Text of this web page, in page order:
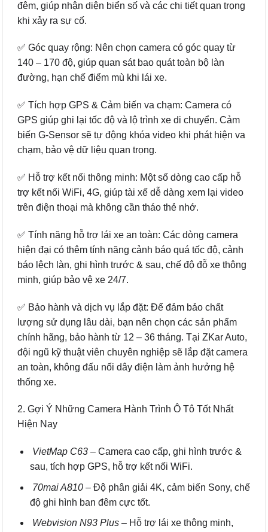
đêm, giúp nhận diện biển số và các chi tiết quan trọng
khi xảy ra sự cố.
✅ Góc quay rộng: Nên chọn camera có góc quay từ
140 – 170 độ, giúp quan sát bao quát toàn bộ làn
đường, hạn chế điểm mù khi lái xe.
✅ Tích hợp GPS & Cảm biến va chạm: Camera có
GPS giúp ghi lại tốc độ và lộ trình xe di chuyển. Cảm
biến G-Sensor sẽ tự động khóa video khi phát hiện va
chạm, bảo vệ dữ liệu quan trọng.
✅ Hỗ trợ kết nối thông minh: Một số dòng cao cấp hỗ
trợ kết nối WiFi, 4G, giúp tài xế dễ dàng xem lại video
trên điện thoại mà không cần tháo thẻ nhớ.
✅ Tính năng hỗ trợ lái xe an toàn: Các dòng camera
hiện đại có thêm tính năng cảnh báo quá tốc độ, cảnh
báo lệch làn, ghi hình trước & sau, chế độ đỗ xe thông
minh, giúp bảo vệ xe 24/7.
✅ Bảo hành và dịch vụ lắp đặt: Để đảm bảo chất
lượng sử dụng lâu dài, bạn nên chọn các sản phẩm
chính hãng, bảo hành từ 12 – 36 tháng. Tại ZKar Auto,
đội ngũ kỹ thuật viên chuyên nghiệp sẽ lắp đặt camera
an toàn, không đấu nối dây điện làm ảnh hưởng hệ
thống xe.
2. Gợi Ý Những Camera Hành Trình Ô Tô Tốt Nhất
Hiện Nay
VietMap C63– Camera cao cấp, ghi hình trước &
sau, tích hợp GPS, hỗ trợ kết nối WiFi.
70mai A810– Độ phân giải 4K, cảm biến Sony, chế
độ ghi hình ban đêm cực tốt.
Webvision N93 Plus– Hỗ trợ lái xe thông minh,